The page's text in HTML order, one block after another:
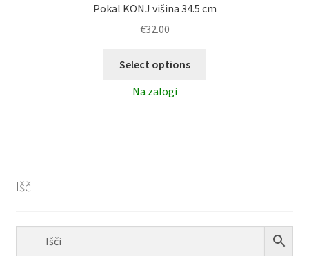
Pokal KONJ višina 34.5 cm
€32.00
Select options
Na zalogi
Išči